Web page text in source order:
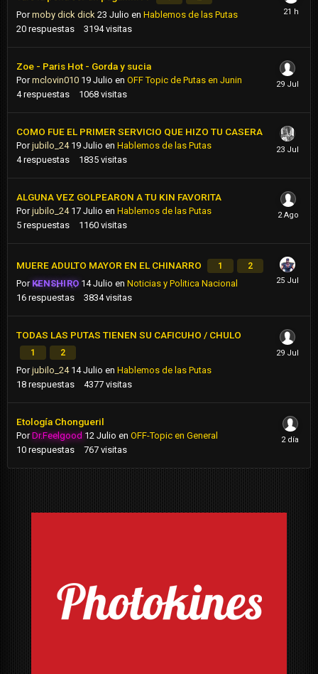
Pormoby dick dick 23 Julio en Hablemos de las Putas
20 respuestas 3194 visitas
Zoe - Paris Hot - Gorda y sucia
Pormclovin010 19 Julio en OFF Topic de Putas en Junin
4 respuestas 1068 visitas
COMO FUE EL PRIMER SERVICIO QUE HIZO TU CASERA
Porjubilo_24 19 Julio en Hablemos de las Putas
4 respuestas 1835 visitas
ALGUNA VEZ GOLPEARON A TU KIN FAVORITA
Porjubilo_24 17 Julio en Hablemos de las Putas
5 respuestas 1160 visitas
MUERE ADULTO MAYOR EN EL CHINARRO 1 2
Por KENSHIRO 14 Julio enNoticias y Politica Nacional
16 respuestas 3834 visitas
TODAS LAS PUTAS TIENEN SU CAFICUHO / CHULO
1 2
Porjubilo_24 14 Julio en Hablemos de las Putas
18 respuestas 4377 visitas
Etología Chongueril
PorDr.Feelgood 12 Julio en OFF-Topic en General
10 respuestas 767 visitas